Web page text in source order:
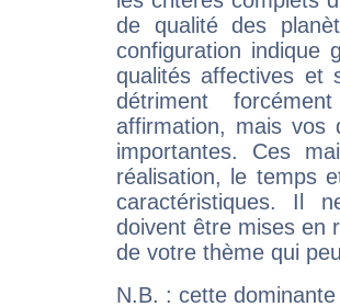
de qualité des
configuration indique
qualités affectives et
détriment
affirmation, mais
importantes. Ces
réalisation, le temps
caractéristiques. Il
doivent être mises en
de votre thème qui
N.B. : cette